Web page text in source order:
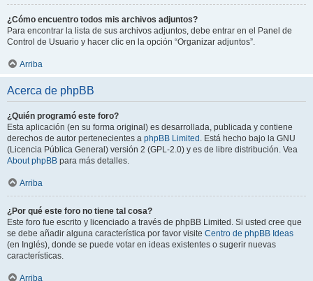
¿Cómo encuentro todos mis archivos adjuntos?
Para encontrar la lista de sus archivos adjuntos, debe entrar en el Panel de
Control de Usuario y hacer clic en la opción “Organizar adjuntos”.
Arriba
Acerca de phpBB
¿Quién programó este foro?
Esta aplicación (en su forma original) es desarrollada, publicada y contiene
derechos de autor pertenecientes a phpBB Limited . Está hecho bajo la GNU
(Licencia Pública General) versión 2 (GPL-2.0) y es de libre distribución. Vea
About phpBB para más detalles.
Arriba
¿Por qué este foro no tiene tal cosa?
Este foro fue escrito y licenciado a través de phpBB Limited. Si usted cree que
se debe añadir alguna característica por favor visite Centro de phpBB Ideas
(en Inglés), donde se puede votar en ideas existentes o sugerir nuevas
características.
Arriba